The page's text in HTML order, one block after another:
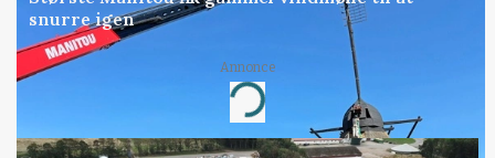
snurre igen
Annonce
Loading...